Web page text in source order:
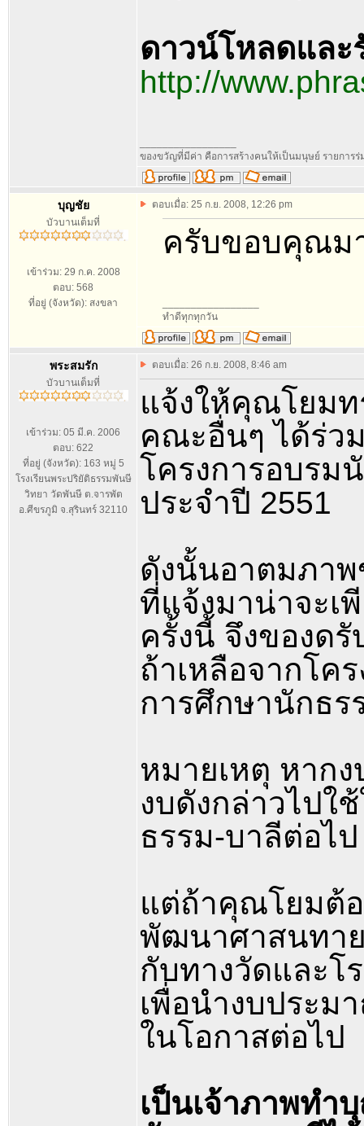
ดาวน์โหลดและ
http://
ของขวัญที่มีค่า คือการสร้างคนให้เป็นมนุษย์ รายการ
บุญชัย
บัวบานเต็มที่
เข้าร่วม: 29 ก.ค. 2008
ตอบ: 568
ที่อยู่ (จังหวัด): สงขลา
ตอบเมื่อ: 25 ก.ย. 2008, 12:26 pm
ครับขอบคุณม
ทำดีทุกทุกวัน
พระสมรัก
บัวบานเต็มที่
เข้าร่วม: 05 มี.ค. 2006
ตอบ: 622
ที่อยู่ (จังหวัด): 163 หมู่ 5
โรงเรียนพระปริยัติธรรมพันษี
วิทยา วัดพันษี ต.จารพัต
อ.ศีขรภูมิ จ.สุรินทร์ 32110
ตอบเมื่อ: 26 ก.ย. 2008, 8:46 am
แจ้งให้คุณโยม
คณะอื่นๆ ได้ร่ว
โครงการอบรม
ประจำปี 2551
ดังนั้นอาตมภา
ที่แจ้งมาน่าจะเ
ครั้งนี้ จึงของด
ถ้าเหลือจากโค
การศึกษานักธร
หมายเหตุ หาก
งบดังกล่าวไปใ
ธรรม-บาลีต่อไป
แต่ถ้าคุณโยมต้
พัฒนาศาสนทา
กับทางวัดและโ
เพื่อนำงบประ
ในโอกาสต่อไป
เป็นเจ้าภาพทำ